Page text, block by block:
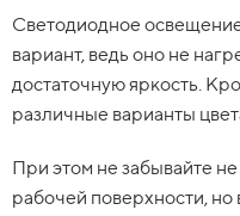
Светодиодное
вариант, ведь оно не
достаточную яркость.
различные варианты
При этом не забывайте
рабочей поверхности, но